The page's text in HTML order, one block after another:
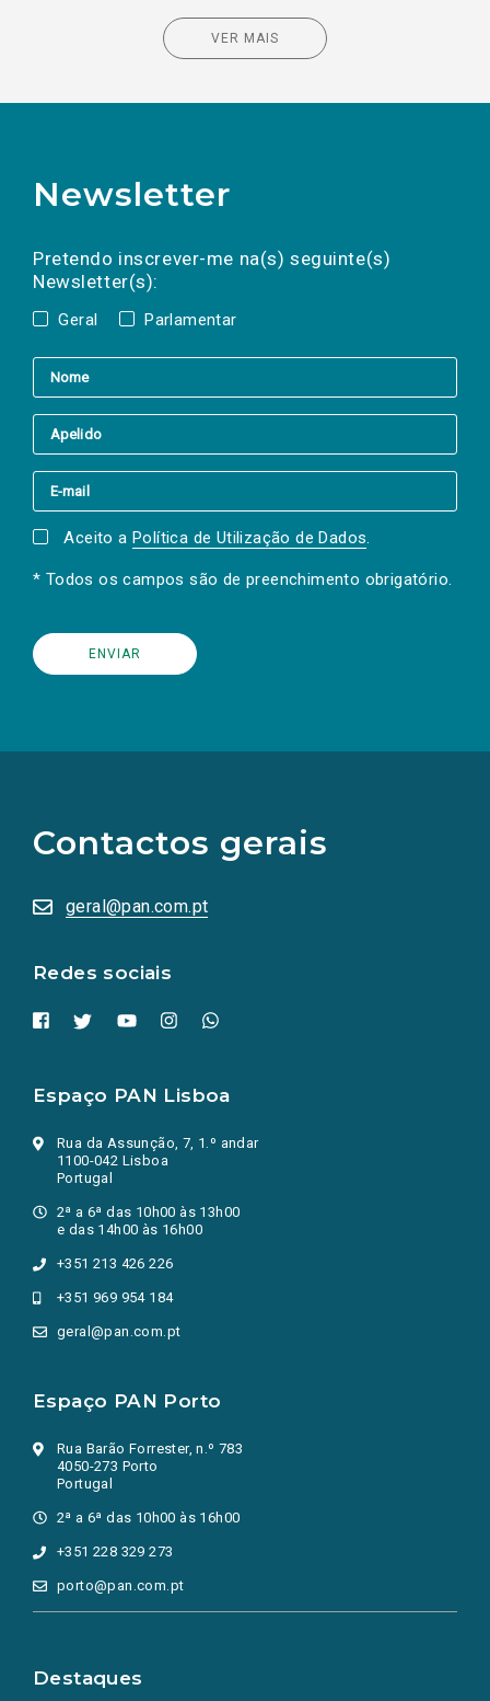
VER MAIS
Newsletter
Pretendo inscrever-me na(s) seguinte(s)
Newsletter(s):
Geral Parlamentar
a(s) newsletter(s).
mail
Aceito a Política de Utilização de Dados.
* Todos os campos são de preenchimento obrigatório.
Contactos gerais
geral@pan.com.pt
Redes sociais
redes
sociais
numa
nova
Espaço PAN Lisboa
Rua da Assunção, 7, 1.º andar
1100-042 Lisboa
Portugal
2ª a 6ª das 10h00 às 13h00
e das 14h00 às 16h00
+351 213 426 226
+351 969 954 184
geral@pan.com.pt
Espaço PAN Porto
Rua Barão Forrester, n.º 783
4050-273 Porto
Portugal
2ª a 6ª das 10h00 às 16h00
+351 228 329 273
porto@pan.com.pt
Destaques